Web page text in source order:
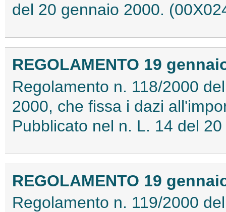
del 20 gennaio 2000.
REGOLAMENTO 19
Regolamento n. 118/2000
2000, che fissa i dazi
Pubblicato nel n. L. 14 del
REGOLAMENTO 19
Regolamento n. 119/2000